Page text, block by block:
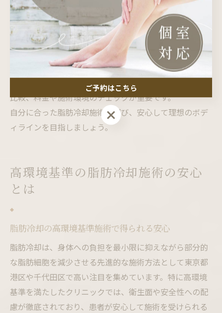
カウンセリングを通じて目標や悩みをしっかり伝えるこ
とで、満足度の高い結果が期待できます。
施術を受けた方からは「リバウンドしにくく、気になる
部位がすっきりした」「忙しくても通いやすい環境が良
かった」といった声も多く寄せられています。
後悔しないためには、クリニックの選定や施術プランの
比較、料金や施術環境のチェックが重要です。
自分に合った脂肪冷却施術を選び、安心して理想のボデ
ィラインを目指しましょう。
高環境基準の脂肪冷却施術の安心
とは
脂肪冷却の高環境基準施術で得られる安心
脂肪冷却は、身体への負担を最小限に抑えながら部分的
な脂肪細胞を減少させる先進的な施術方法として東京都
港区や千代田区で高い注目を集めています。特に高環境
基準を満たしたクリニックでは、衛生面や安全性への配
慮が徹底されており、患者が安心して施術を受けられる
ご予約はこちら
ご予約はこちら